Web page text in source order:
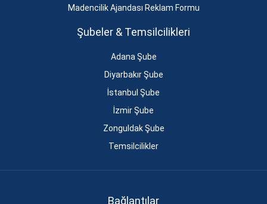
Madencilik Ajandası Reklam Formu
Şubeler & Temsilcilikleri
Adana Şube
Diyarbakır Şube
İstanbul Şube
İzmir Şube
Zonguldak Şube
Temsilcilikler
Bağlantılar